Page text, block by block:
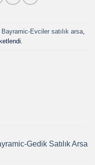
Bayramic-Evciler satılık arsa,
Gedik Satılık Arsa